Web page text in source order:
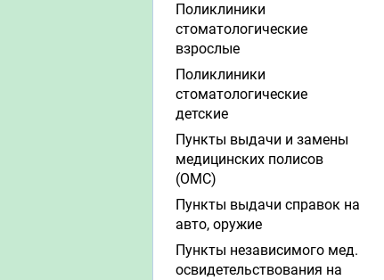
Поликлиники
стоматологические
взрослые
Поликлиники
стоматологические
детские
Пункты выдачи и замены
медицинских полисов
(ОМС)
Пункты выдачи справок на
авто, оружие
Пункты независимого мед.
освидетельствования на